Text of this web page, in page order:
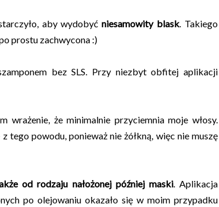
aby wydobyćniesamowity blask. Takiego
prostu zachwycona :)
bez SLS. Przy niezbyt obfitej aplikacji
wrażenie, że minimalnie przyciemnia moje włosy.
tego powodu, ponieważ nie żółkną, więc nie muszę
od rodzaju nałożonej później maski. Aplikacja
po olejowaniu okazało się w moim przypadku